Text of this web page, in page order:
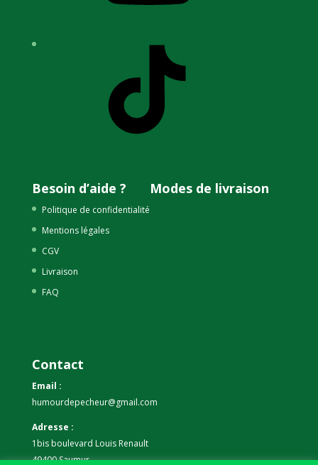
Besoin d’aide ?
Politique de confidentialité
Mentions légales
CGV
Livraison
FAQ
Modes de livraison
Contact
Email :
humourdepecheur@gmail.com
Adresse :
1bis boulevard Louis Renault
49400 Saumur